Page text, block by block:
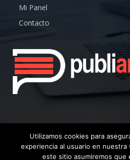
Mi Panel
Contacto
© Copyright 2019 – Publiarticulo –
Utilizamos cookies para
experiencia al usuario en nuestra
este sitio asumiremos que